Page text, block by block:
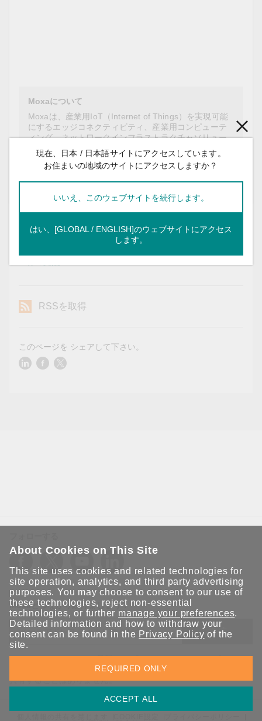
Moxaについて
Moxaは、産業用IoT（Internet of Things）を実現可能
にするエッジコネクティビティ、産業用コンピューテ
ィング、ネットワークインフラストラクチャソリュー
ションのリーディングプロバイダです。産業界で35年
以上の経験を誇るMoxaは、世界中で1億1800万台以上
のデバイス接続を提供し、87か国以上に販売代理店お
よびサービスネットワークを持ちます。
メディア連絡先 japan@moxa.com
RSSを取得
このページを シェアして下さい。
Moxaとつながり続けましょう！
送信
Moxaソリューションの最新アップデートにサインアップしま
す。 Moxaではプライバシーを尊重しており、メールを他の人と
共有することはありません。
現在、日本 / 日本語サイトにアクセスしています。
お住まいの地域のサイトにアクセスしますか？
いいえ、このウェブサイトを続行します。
はい、[GLOBAL / ENGLISH]のウェブサイトにアクセス
します。
About Cookies on This Site
This site uses cookies and related technologies for
site operation, analytics, and third party advertising
purposes. You may choose to consent to our use of
these technologies, reject non-essential
technologies, or further manage your preferences.
Detailed information and how to withdraw your
consent can be found in the Privacy Policy of the
site.
ACCEPT ALL
REQUIRED ONLY